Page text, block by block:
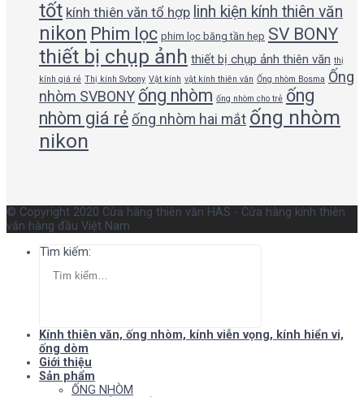
tốt kính thiên văn tổ hợp linh kiện kính thiên văn
nikon Phim lọc phim lọc băng tần hẹp SV BONY
thiết bị chụp ảnh thiết bị chụp ảnh thiên văn thị
kính giá rẻ Thị kính Svbony Vật kính vật kính thiên văn Ống nhòm Bosma Ống
nhòm SVBONY ống nhòm ống nhòm cho trẻ ống
nhòm giá rẻ ống nhòm hai mắt ống nhòm
nikon
© Copyright 2020 Cửa hàng thiên văn HAS - Cửa hàng kính thiên
văn hàng đầu Việt Nam
Tìm kiếm:
Kính thiên văn, ống nhòm, kính viễn vọng, kính hiển vi,
ống dòm
Giới thiệu
Sản phẩm
ỐNG NHÒM